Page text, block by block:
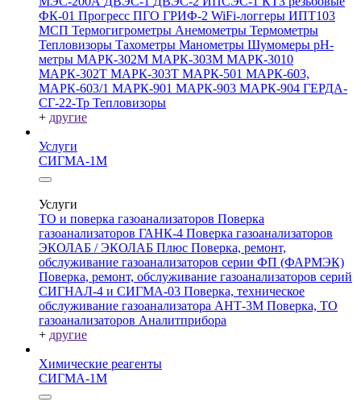
ФК-01 Прогресс ПГО ГРИФ-2 WiFi-логгеры ИПТ103
МСП Термогигрометры Анемометры Термометры
Тепловизоры Тахометры Манометры Шумомеры pH-
метры МАРК-302М МАРК-303М МАРК-3010
МАРК-302Т МАРК-303Т МАРК-501 МАРК-603,
МАРК-603/1 МАРК-901 МАРК-903 МАРК-904 ГЕРДА-
СГ-22-Тр Тепловизоры
+ другие
Услуги
СИГМА-1М
Услуги
ТО и поверка газоанализаторов Поверка
газоанализаторов ГАНК-4 Поверка газоанализаторов
ЭКОЛАБ / ЭКОЛАБ Плюс Поверка, ремонт,
обслуживание газоанализаторов серии ФП (ФАРМЭК)
Поверка, ремонт, обслуживание газоанализаторов серий
СИГНАЛ-4 и СИГМА-03 Поверка, техническое
обслуживание газоанализатора АНТ-3М Поверка, ТО
газоанализаторов Аналитприбора
+ другие
Химические реагенты
СИГМА-1М